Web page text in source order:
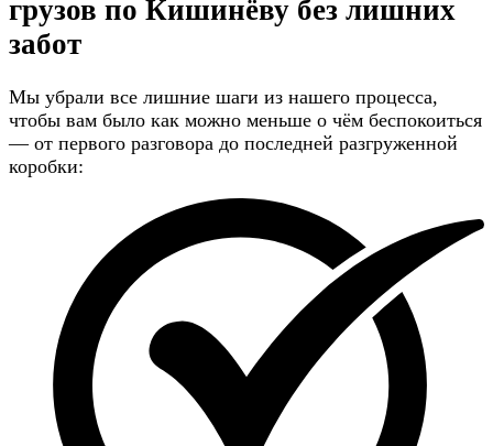
грузов по Кишинёву без лишних
забот
Мы убрали все лишние шаги из нашего процесса,
чтобы вам было как можно меньше о чём беспокоиться
— от первого разговора до последней разгруженной
коробки: